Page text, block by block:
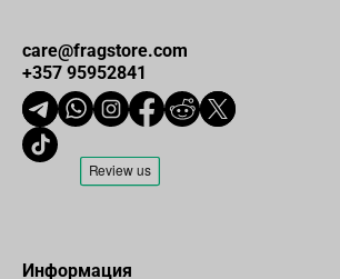
care@fragstore.com
+357 95952841
Информация